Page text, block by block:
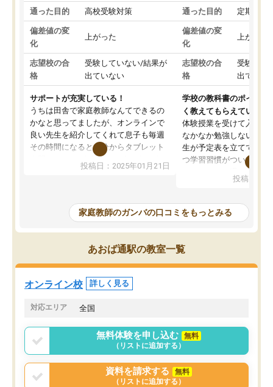
通った目的 高校受験対策
偏差値の変
化
上がった
志望校の合
格
受験していない/結果が
出ていない
サポートが充実している！
うちは田舎で家庭教師なんてできるの
かなと思ってましたが、オンラインで
良い先生を紹介してくれて息子も毎週
その時間になると自分からタブレット
を開いてzoomを繋げるようになりまし
た！5科目なんでもOKなのもとても気
めて1年ほどだった今では平均点以上の
科目が増えてきました！あと1年受験ま
であるので無料の週末教室を使用しな
がら頑張って欲しいと思います！
投稿日：2025年01月21日
通った目的 定期テス
偏差値の変
化
上がった
志望校の合
格
受験して
出ていな
学校の教科書のポイント
く教えてもらえている
体験授業を受けて入塾し
なかなか勉強しない息子
生が予定表を立ててくれ
つ学習習慣がついてきま
指導が無い日も予定表
問できるのでとても助か
投稿日：
家庭教師のガンバの口コミをもっとみる
あおば通駅の教室一覧
オンライン校 詳しく見る
対応エリア 全国
無料体験を申し込む
無料
（リストに追加する）
資料を請求する
無料
（リストに追加する）